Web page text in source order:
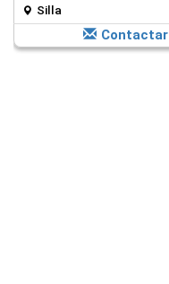
Silla
Contactar